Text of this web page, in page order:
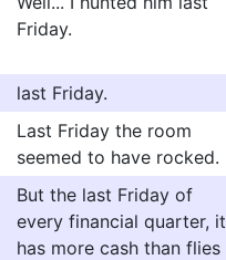
Friday.
last Friday.
Last Friday the room
seemed to have rocked.
But the last Friday of
every financial quarter, it
has more cash than flies